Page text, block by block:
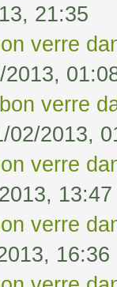
21:35
verre
2013,
verre
02/2013,
verre
13:47
verre
16:36